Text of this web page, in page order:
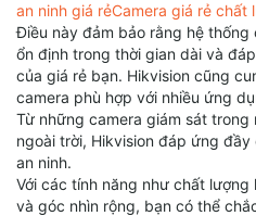
an ninh giá rẻCamera giá rẻ chất
Điều này đảm bảo rằng hệ thống
ổn định trong thời gian dài và
của giá rẻ bạn. Hikvision cũng
camera phù hợp với nhiều ứng
Từ những camera giám sát trong
ngoài trời, Hikvision đáp ứng
an ninh.
Với các tính năng như chất lượng
và góc nhìn rộng, bạn có thể